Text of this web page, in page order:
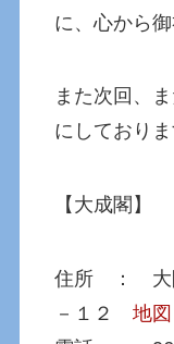
に、心から
また次回、
にしており
【大成閣】
住所 ： 大
－１２地図